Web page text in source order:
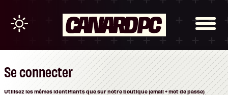
Se connecter
Utilisez les mêmes identifiants que sur notre boutique (email + mot de passe)